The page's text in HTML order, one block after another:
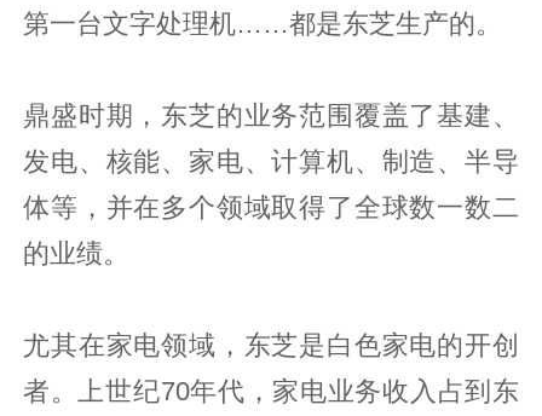
第一台文字处理机……都是东芝生产的。
鼎盛时期，东芝的业务范围覆盖了基建、
发电、核能、家电、计算机、制造、半导
体等，并在多个领域取得了全球数一数二
的业绩。
尤其在家电领域，东芝是白色家电的开创
者。上世纪70年代，家电业务收入占到东